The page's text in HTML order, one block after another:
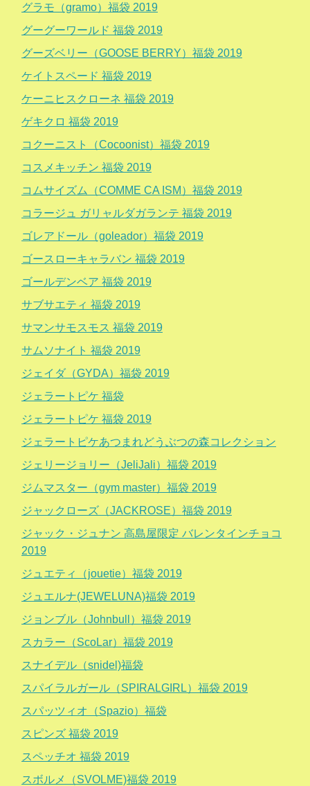
グラモ（gramo）福袋 2019
グーグーワールド 福袋 2019
グーズベリー（GOOSE BERRY）福袋 2019
ケイトスペード 福袋 2019
ケーニヒスクローネ 福袋 2019
ゲキクロ 福袋 2019
コクーニスト（Cocoonist）福袋 2019
コスメキッチン 福袋 2019
コムサイズム（COMME CA ISM）福袋 2019
コラージュ ガリャルダガランテ 福袋 2019
ゴレアドール（goleador）福袋 2019
ゴースローキャラバン 福袋 2019
ゴールデンベア 福袋 2019
サブサエティ 福袋 2019
サマンサモスモス 福袋 2019
サムソナイト 福袋 2019
ジェイダ（GYDA）福袋 2019
ジェラートピケ 福袋
ジェラートピケ 福袋 2019
ジェラートピケあつまれどうぶつの森コレクション
ジェリージョリー（JeliJali）福袋 2019
ジムマスター（gym master）福袋 2019
ジャックローズ（JACKROSE）福袋 2019
ジャック・ジュナン 高島屋限定 バレンタインチョコ
2019
ジュエティ（jouetie）福袋 2019
ジュエルナ(JEWELUNA)福袋 2019
ジョンブル（Johnbull）福袋 2019
スカラー（ScoLar）福袋 2019
スナイデル（snidel)福袋
スパイラルガール（SPIRALGIRL）福袋 2019
スパッツィオ（Spazio）福袋
スピンズ 福袋 2019
スペッチオ 福袋 2019
スボルメ（SVOLME)福袋 2019